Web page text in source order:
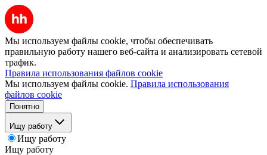
Мы используем файлы cookie, чтобы обеспечивать
правильную работу нашего веб-сайта и анализировать сетевой
трафик.
Правила использования файлов cookie
Мы используем файлы cookie. Правила использования
файлов cookie
Понятно
Ищу работу
Ищу работу
Ищу работу